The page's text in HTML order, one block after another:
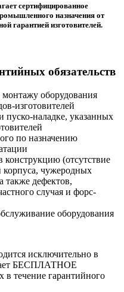
сертифицированное
назначения от
гарантией изготовителей.
обязательств
оборудования
изготовителей
наладке, указанных
по назначению
конструкцию (отсутствие
чужеродных
также дефектов,
случая и форс-
оборудования
исключительно в
БЕСПЛАТНОЕ
в течение гарантийного